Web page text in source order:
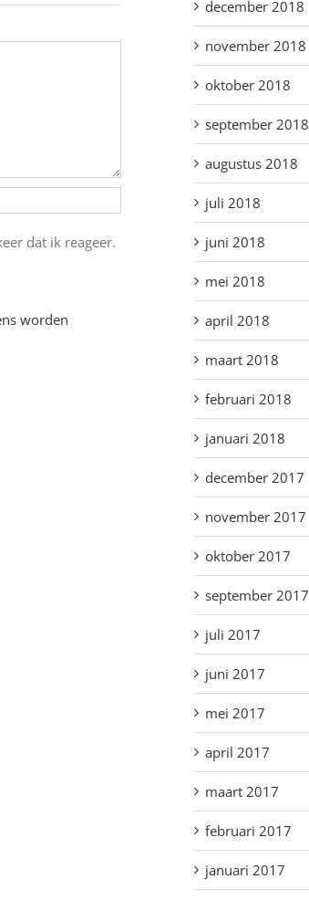
dat ik reageer.
worden
december 2018
november 2018
oktober 2018
september 2018
augustus 2018
juli 2018
juni 2018
mei 2018
april 2018
maart 2018
februari 2018
januari 2018
december 2017
november 2017
oktober 2017
september 2017
juli 2017
juni 2017
mei 2017
april 2017
maart 2017
februari 2017
januari 2017